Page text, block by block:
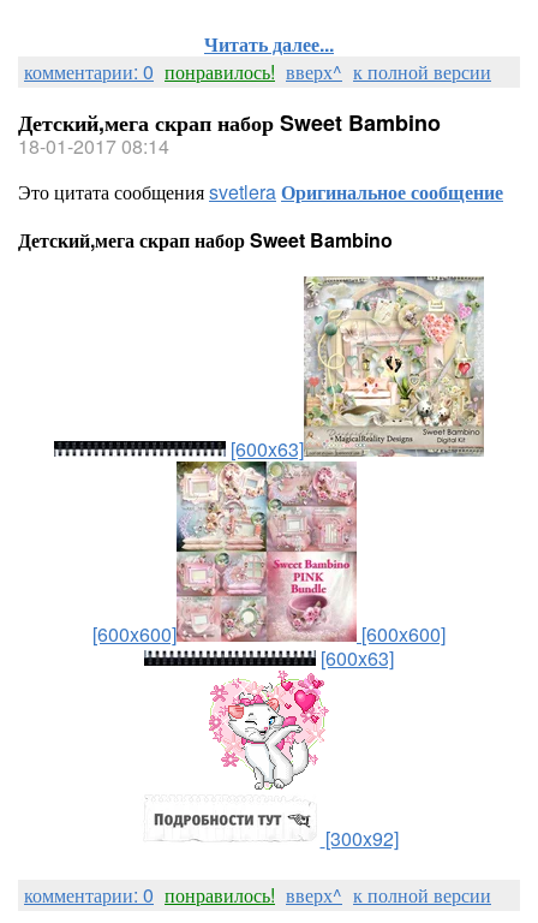
Читать далее...
комментарии: 0 понравилось! вверх^ к полной версии
Детский,мега скрап набор Sweet Bambino
18-01-2017 08:14
Это цитата сообщенияsvetleraОригинальное сообщение
Детский,мега скрап набор Sweet Bambino
[600x63]
[600x600]
[600x600]
[600x63]
[300x92]
комментарии: 0 понравилось! вверх^ к полной версии